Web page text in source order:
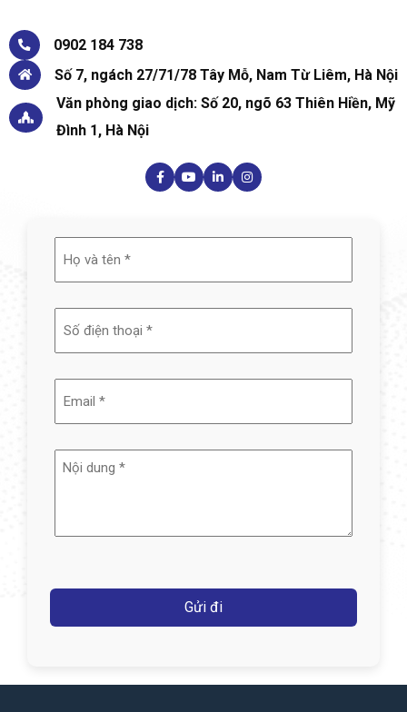
0902 184 738
Số 7, ngách 27/71/78 Tây Mỗ, Nam Từ Liêm, Hà Nội
Văn phòng giao dịch: Số 20, ngõ 63 Thiên Hiền, Mỹ
Đình 1, Hà Nội
tên
(Required)
Nội